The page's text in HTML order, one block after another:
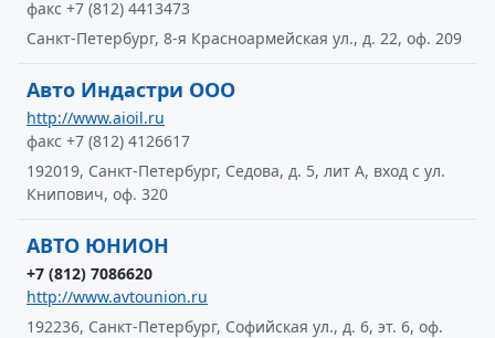
факс +7 (812) 4413473
Санкт-Петербург, 8-я Красноармейская ул., д. 22, оф. 209
Авто Индастри ООО
http://www.aioil.ru
факс +7 (812) 4126617
192019, Санкт-Петербург, Седова, д. 5, лит А, вход с ул.
Книпович, оф. 320
АВТО ЮНИОН
+7 (812) 7086620
http://www.avtounion.ru
192236, Санкт-Петербург, Софийская ул., д. 6, эт. 6, оф.